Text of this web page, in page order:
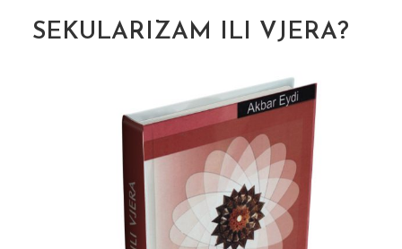
SEKULARIZAM ILI VJERA?